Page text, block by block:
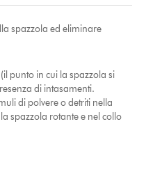
spazzola ed eliminare
punto in cui la spazzola si
di intasamenti.
di polvere o detriti nella
spazzola rotante e nel collo